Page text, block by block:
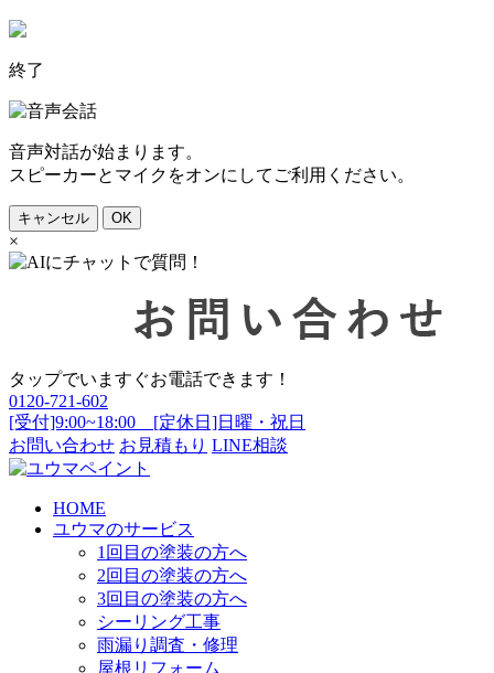
終了
音声対話が始まります。
スピーカーとマイクをオンにしてご利用ください。
キャンセル OK
×
タップでいますぐお電話できます！
0120-721-602
[受付]9:00~18:00 [定休日]日曜・祝日
お問い合わせ お見積もり LINE相談
HOME
ユウマのサービス
1回目の塗装の方へ
2回目の塗装の方へ
3回目の塗装の方へ
シーリング工事
雨漏り調査・修理
屋根リフォーム